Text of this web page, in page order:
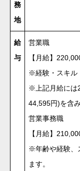
務
地
給
与
営業職
【月給】
※経験・スキル
※上記月給には
44,595円)を含
営業事務職
【月給】
※年齢や経験、
ます。